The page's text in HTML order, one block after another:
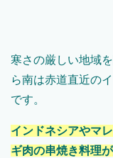
寒さの厳しい地域
ら南は赤道直近の
です。
インドネシアやマ
ギ肉の串焼き料理